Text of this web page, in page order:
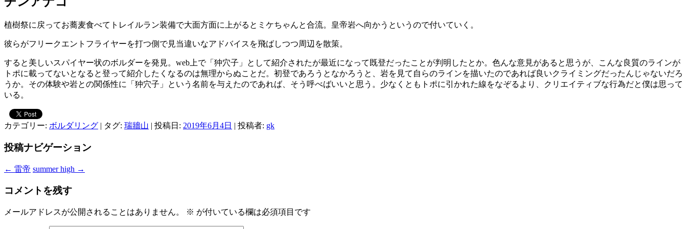
植樹祭に戻ってお蕎麦食べてトレイルラン装備で大面方面に上がるとミケちゃんと合流。皇帝岩へ向かうというので付いていく。
彼らがフリークエントフライヤーを打つ側で見当違いなアドバイスを飛ばしつつ周辺を散策。
すると美しいスパイヤー状のボルダーを発見。web上で「狆穴子」として紹介されたが最近になって既登だったことが判明したとか。色んな意見があると思うが、こんな良質のラインが
トポに載ってないとなると登って紹介したくなるのは無理からぬことだ。初登であろうとなかろうと、岩を見て自らのラインを描いたのであれば良いクライミングだったんじゃないだろ
うか。その体験や岩との関係性に「狆穴子」という名前を与えたのであれば、そう呼べばいいと思う。少なくともトポに引かれた線をなぞるより、クリエイティブな行為だと僕は思って
いる。
カテゴリー: ボルダリング | タグ: 瑞牆山 | 投稿日: 2019年6月4日 | 投稿者: gk
投稿ナビゲーション
← 雷帝 summer high →
コメントを残す
メールアドレスが公開されることはありません。 ※ が付いている欄は必須項目です